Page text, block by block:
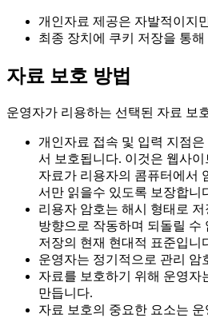
개인자료 제공은 자발적이지
최종 장치에 쿠키 저장을 통해
자료 보호 방법
운영자가 리용하는 선택된 자료 보
개인자료 접속 및 입력 지점은
서 보호됩니다. 이것은 웹사
자료가 리용자의 콤퓨터에서
서만 읽을수 있도록 보장합니
리용자 암호는 해시 형태로
방향으로 작동하며 되돌릴 수
저장의 현재 현대적 표준입니
운영자는 정기적으로 관리 암
자료를 보호하기 위해 운영자
만듭니다.
자료 보호의 중요한 요소는